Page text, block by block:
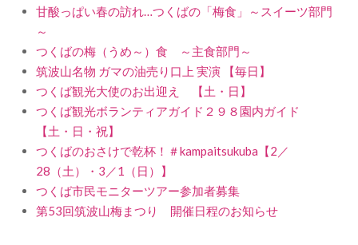
甘酸っぱい春の訪れ…つくばの「梅食」～スイーツ部門
～
つくばの梅（うめ～）食 ～主食部門～
筑波山名物 ガマの油売り口上 実演 【毎日】
つくば観光大使のお出迎え 【土・日】
つくば観光ボランティアガイド２９８園内ガイド
【土・日・祝】
つくばのおさけで乾杯！＃kampaitsukuba【2／
28（土）・3／1（日）】
つくば市民モニターツアー参加者募集
第53回筑波山梅まつり 開催日程のお知らせ